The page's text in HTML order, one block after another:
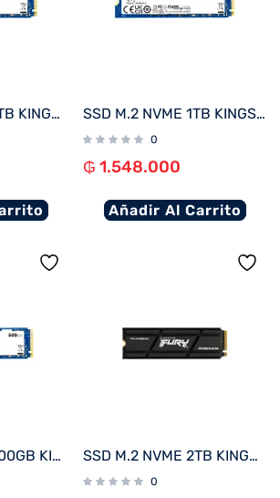
SSD M.2 NVME 2TB KINGSTON SNV3S/2000G 6000/5000MB/S PCIE 4.0 SSD M.2 NVME 1TB KINGSTON SNV3S/1000G 6000/4000MB/S PCIE 4.0
0
₲ 1.548.000
Añadir Al Carrito
SSD M.2 NVME 500GB KINGSTON SNV3S/500G 5000/3000MB/S PCIE 4.0 SSD M.2 NVME 2TB KINGSTON FURY RENEGADE C/DISIPADOR TERMICO SFYRD/2000G 7300/7000 PCIE 4.0
0